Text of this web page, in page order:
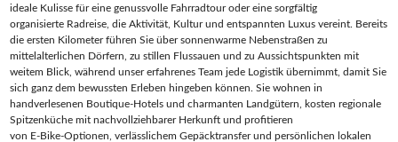
ideale Kulisse für eine genussvolle Fahrradtour oder eine sorgfältig
organisierte Radreise, die Aktivität, Kultur und entspannten Luxus vereint. Bereits
die ersten Kilometer führen Sie über sonnenwarme Nebenstraßen zu
mittelalterlichen Dörfern, zu stillen Flussauen und zu Aussichtspunkten mit
weitem Blick, während unser erfahrenes Team jede Logistik übernimmt, damit Sie
sich ganz dem bewussten Erleben hingeben können. Sie wohnen in
handverlesenen Boutique‑Hotels und charmanten Landgütern, kosten regionale
Spitzenküche mit nachvollziehbarer Herkunft und profitieren
von E‑Bike‑Optionen, verlässlichem Gepäcktransfer und persönlichen lokalen